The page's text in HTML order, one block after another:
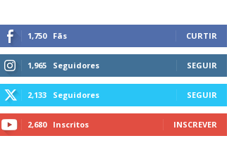
1,750 Fãs CURTIR
1,965 Seguidores SEGUIR
2,133 Seguidores SEGUIR
2,680 Inscritos INSCREVER